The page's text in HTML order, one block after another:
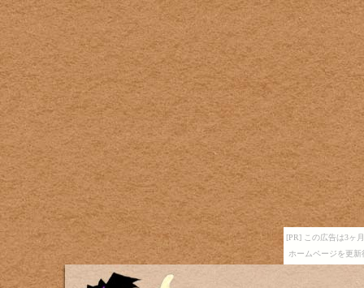
[PR] この広告は3ヶ
ホームページを更